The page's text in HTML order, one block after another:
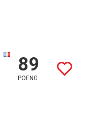
89
POENG